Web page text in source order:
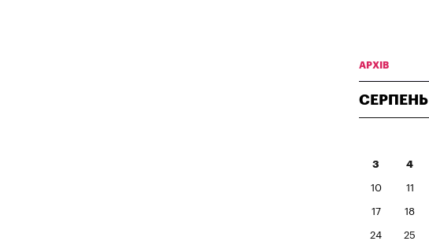
АРХІВ
СЕРПЕНЬ
3 4
10 11
17 18
24 25